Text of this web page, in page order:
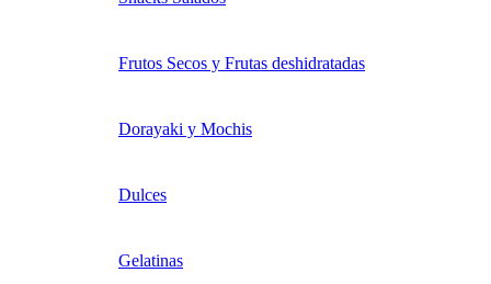
Frutos Secos y Frutas deshidratadas
Dorayaki y Mochis
Dulces
Gelatinas